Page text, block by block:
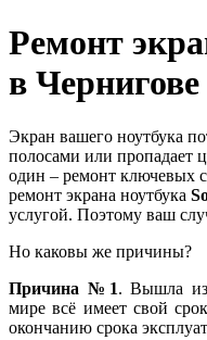
Ремонт
в Чернигове
Экран вашего ноутбука
полосами или пропадает
один – ремонт ключевых
ремонт экрана ноутбука
услугой. Поэтому ваш
Но каковы же причины?
Причина №1. Вышла
мире всё имеет свой
окончанию срока